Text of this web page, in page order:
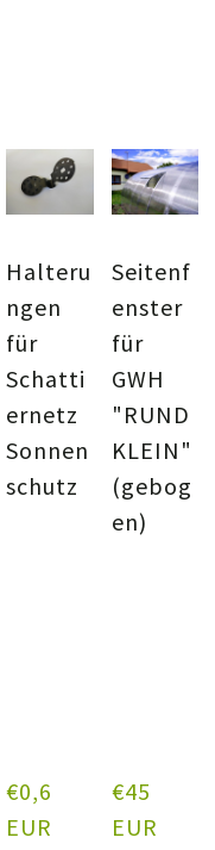
Halteru
ngen
für
Schatti
ernetz
Sonnen
schutz
€0,6
EUR
Seitenf
enster
für
GWH
"RUND
KLEIN"
(gebog
en)
€45
EUR